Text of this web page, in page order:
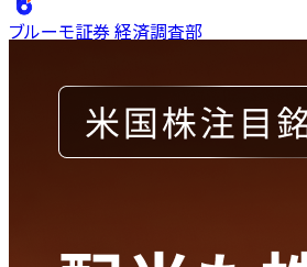
ブルーモ証券 経済調査部